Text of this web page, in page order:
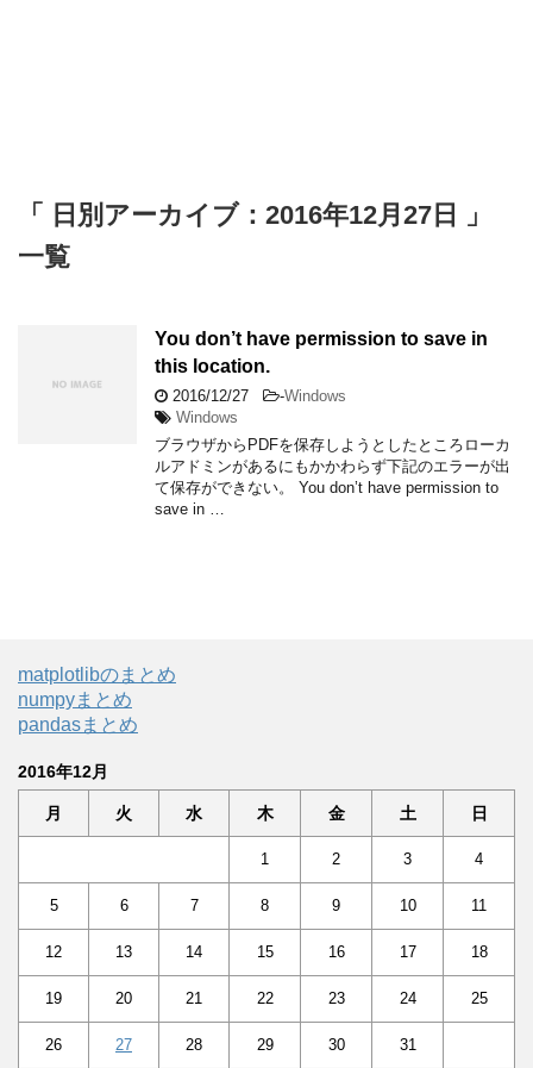
「 日別アーカイブ：2016年12月27日 」
一覧
You don’t have permission to save in
this location.
2016/12/27 -Windows
Windows
ブラウザからPDFを保存しようとしたところローカ
ルアドミンがあるにもかかわらず下記のエラーが出
て保存ができない。 You don’t have permission to
save in …
matplotlibのまとめ
numpyまとめ
pandasまとめ
2016年12月
月 火 水 木 金 土 日
1 2 3 4
5 6 7 8 9 10 11
12 13 14 15 16 17 18
19 20 21 22 23 24 25
26 27 28 29 30 31